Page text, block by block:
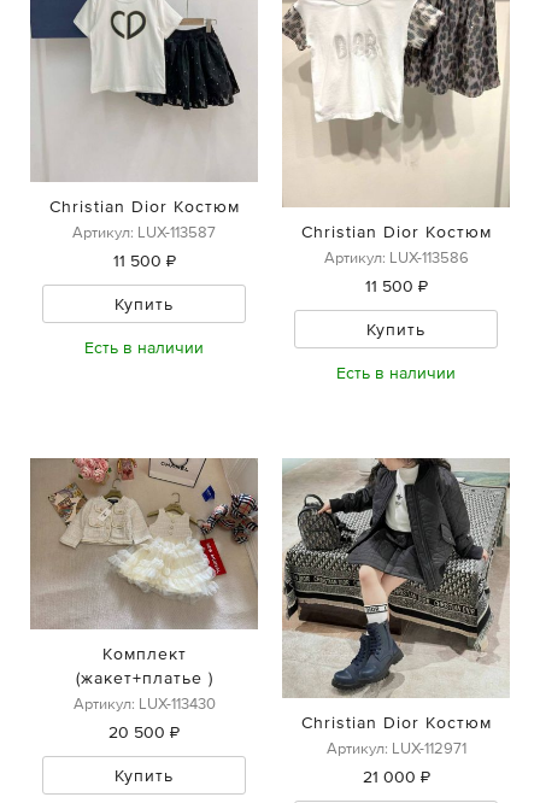
Christian Dior Костюм
Артикул: LUX-113587
11 500 ₽
Купить
Есть в наличии
Christian Dior Костюм
Артикул: LUX-113586
11 500 ₽
Купить
Есть в наличии
Комплект
(жакет+платье )
Артикул: LUX-113430
20 500 ₽
Купить
Christian Dior Костюм
Артикул: LUX-112971
21 000 ₽